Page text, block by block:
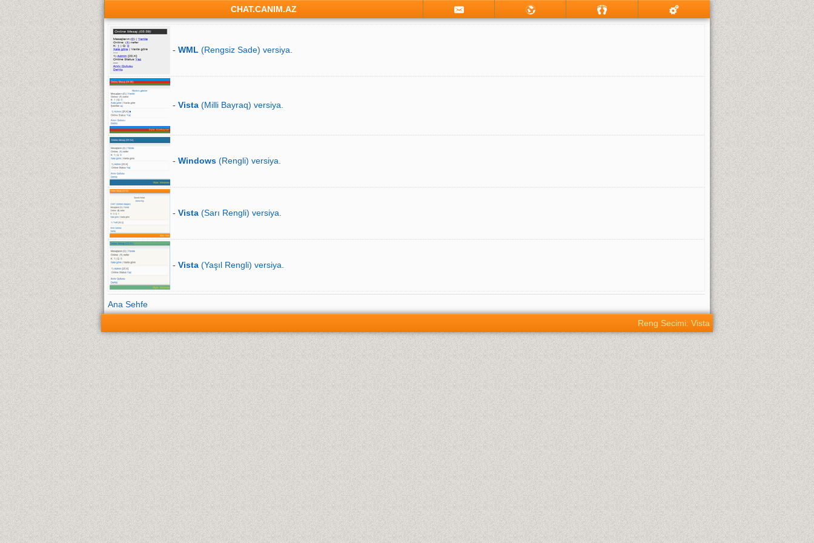
CHAT.CANIM.AZ
- WML (Rengsiz Sade) versiya.
- Vista (Milli Bayraq) versiya.
- Windows (Rengli) versiya.
- Vista (Sarı Rengli) versiya.
- Vista (Yaşıl Rengli) versiya.
Ana Sehfe
Reng Secimi: Vista